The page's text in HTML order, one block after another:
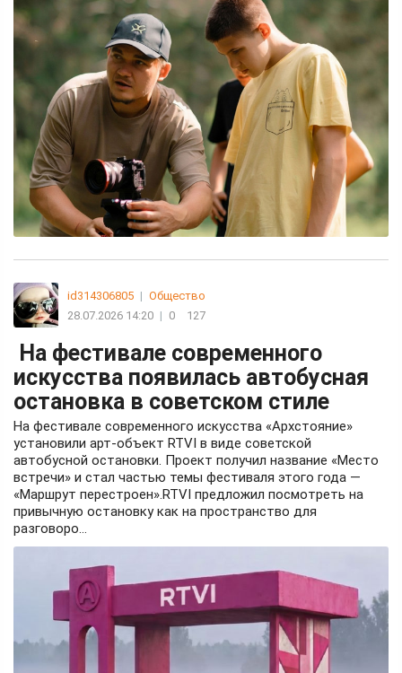
id314306805 | Общество
28.07.2026 14:20 | 0 127
На фестивале современного
искусства появилась автобусная
остановка в советском стиле
На фестивале современного искусства «Архстояние»
установили арт-объект RTVI в виде советской
автобусной остановки. Проект получил название «Место
встречи» и стал частью темы фестиваля этого года —
«Маршрут перестроен».RTVI предложил посмотреть на
привычную остановку как на пространство для
разговоро...